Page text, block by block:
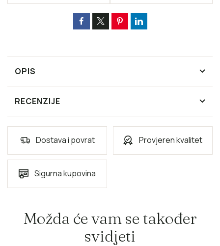
OPIS
RECENZIJE
Dostava i povrat Provjeren kvalitet
Sigurna kupovina
Možda će vam se također
svidjeti